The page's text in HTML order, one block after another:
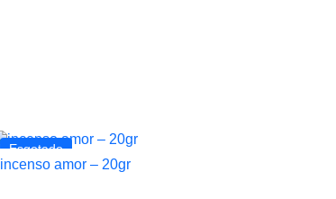
Esgotado
 Vista rápida
incenso amor – 20gr